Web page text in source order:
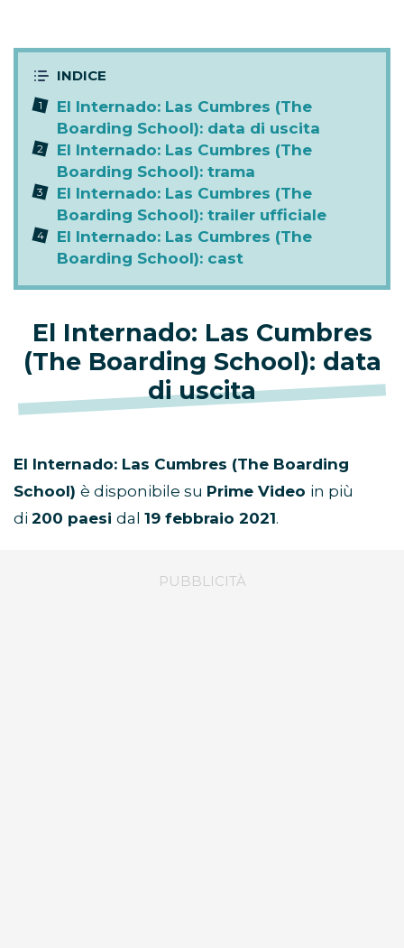
El Internado: Las Cumbres (The
Boarding School): data di uscita
El Internado: Las Cumbres (The
Boarding School): trama
El Internado: Las Cumbres (The
Boarding School): trailer ufficiale
El Internado: Las Cumbres (The
Boarding School): cast
El Internado: Las Cumbres
(The Boarding School): data
di uscita
El Internado: Las Cumbres (The Boarding
School) è disponibile su Prime Video in più
di 200 paesi dal 19 febbraio 2021.